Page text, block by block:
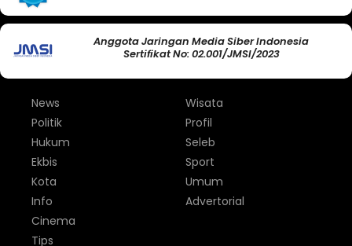
Anggota Jaringan Media Siber Indonesia
Sertifikat No: 02.001/JMSI/2023
News
Politik
Hukum
Ekbis
Kota
Info
Wisata
Profil
Seleb
Sport
Umum
Advertorial
Cinema
Tips